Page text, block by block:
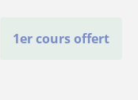
1er cours offert